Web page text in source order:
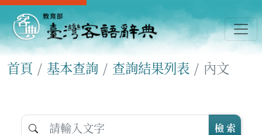
首頁 基本查詢 查詢結果列表 內文
檢 索